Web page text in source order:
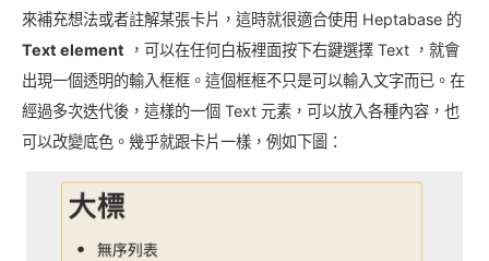
來補充想法或者註解某張卡片，這時就很適合使用 Heptabase 的
Text element ，可以在任何白板裡面按下右鍵選擇 Text ，就會
出現一個透明的輸入框框。這個框框不只是可以輸入文字而已。在
經過多次迭代後，這樣的一個 Text 元素，可以放入各種內容，也
可以改變底色。幾乎就跟卡片一樣，例如下圖：